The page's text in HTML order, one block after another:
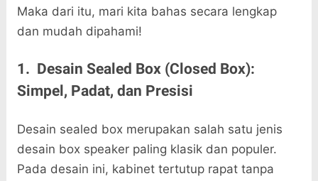
Maka dari itu, mari kita bahas secara lengkap
dan mudah dipahami!
1. Desain Sealed Box (Closed Box):
Simpel, Padat, dan Presisi
Desain sealed box merupakan salah satu jenis
desain box speaker paling klasik dan populer.
Pada desain ini, kabinet tertutup rapat tanpa